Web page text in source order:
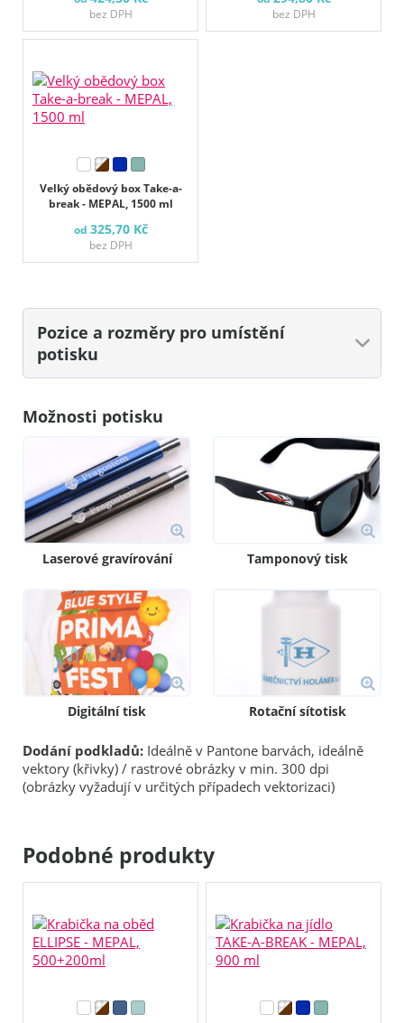
bez DPH bez DPH
Velký obědový box Take-a-
break - MEPAL, 1500 ml
od 325,70 Kč
bez DPH
Pozice a rozměry pro umístění
potisku
Možnosti potisku
Laserové gravírování Tamponový tisk
Digitální tisk Rotační sítotisk
Dodání podkladů: Ideálně v Pantone barvách, ideálně
vektory (křivky) / rastrové obrázky v min. 300 dpi
(obrázky vyžadují v určitých případech vektorizaci)
Podobné produkty